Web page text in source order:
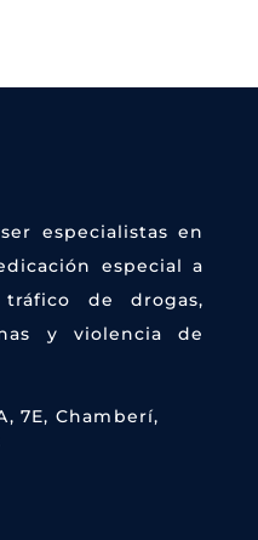
especialistas en
especial a
de drogas,
y violencia de
7E, Chamberí,